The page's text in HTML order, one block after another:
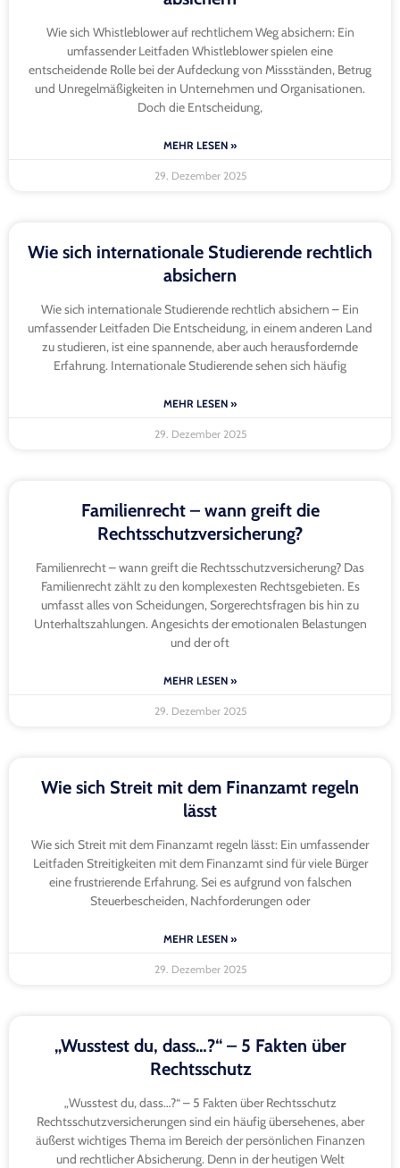
Wie sich Whistleblower auf rechtlichem Weg absichern: Ein
umfassender Leitfaden Whistleblower spielen eine
entscheidende Rolle bei der Aufdeckung von Missständen, Betrug
und Unregelmäßigkeiten in Unternehmen und Organisationen.
Doch die Entscheidung,
MEHR LESEN »
29. Dezember 2025
Wie sich internationale Studierende rechtlich
absichern
Wie sich internationale Studierende rechtlich absichern – Ein
umfassender Leitfaden Die Entscheidung, in einem anderen Land
zu studieren, ist eine spannende, aber auch herausfordernde
Erfahrung. Internationale Studierende sehen sich häufig
MEHR LESEN »
29. Dezember 2025
Familienrecht – wann greift die
Rechtsschutzversicherung?
Familienrecht – wann greift die Rechtsschutzversicherung? Das
Familienrecht zählt zu den komplexesten Rechtsgebieten. Es
umfasst alles von Scheidungen, Sorgerechtsfragen bis hin zu
Unterhaltszahlungen. Angesichts der emotionalen Belastungen
und der oft
MEHR LESEN »
29. Dezember 2025
Wie sich Streit mit dem Finanzamt regeln
lässt
Wie sich Streit mit dem Finanzamt regeln lässt: Ein umfassender
Leitfaden Streitigkeiten mit dem Finanzamt sind für viele Bürger
eine frustrierende Erfahrung. Sei es aufgrund von falschen
Steuerbescheiden, Nachforderungen oder
MEHR LESEN »
29. Dezember 2025
„Wusstest du, dass…?“ – 5 Fakten über
Rechtsschutz
„Wusstest du, dass…?“ – 5 Fakten über Rechtsschutz
Rechtsschutzversicherungen sind ein häufig übersehenes, aber
äußerst wichtiges Thema im Bereich der persönlichen Finanzen
und rechtlicher Absicherung. Denn in der heutigen Welt